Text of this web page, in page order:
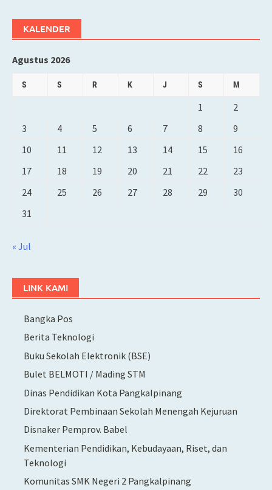
KALENDER
Agustus 2026
S S R K J S M
1
2
3
4 5 6 7 8
9
10
11 12 13 14 15
16
17
18 19 20 21 22
23
24
25 26 27 28 29
30
31
« Jul
LINK KAMI
Bangka Pos
Berita Teknologi
Buku Sekolah Elektronik (BSE)
Bulet BELMOTI / Mading STM
Dinas Pendidikan Kota Pangkalpinang
Direktorat Pembinaan Sekolah Menengah Kejuruan
Disnaker Pemprov. Babel
Kementerian Pendidikan, Kebudayaan, Riset, dan
Teknologi
Komunitas SMK Negeri 2 Pangkalpinang